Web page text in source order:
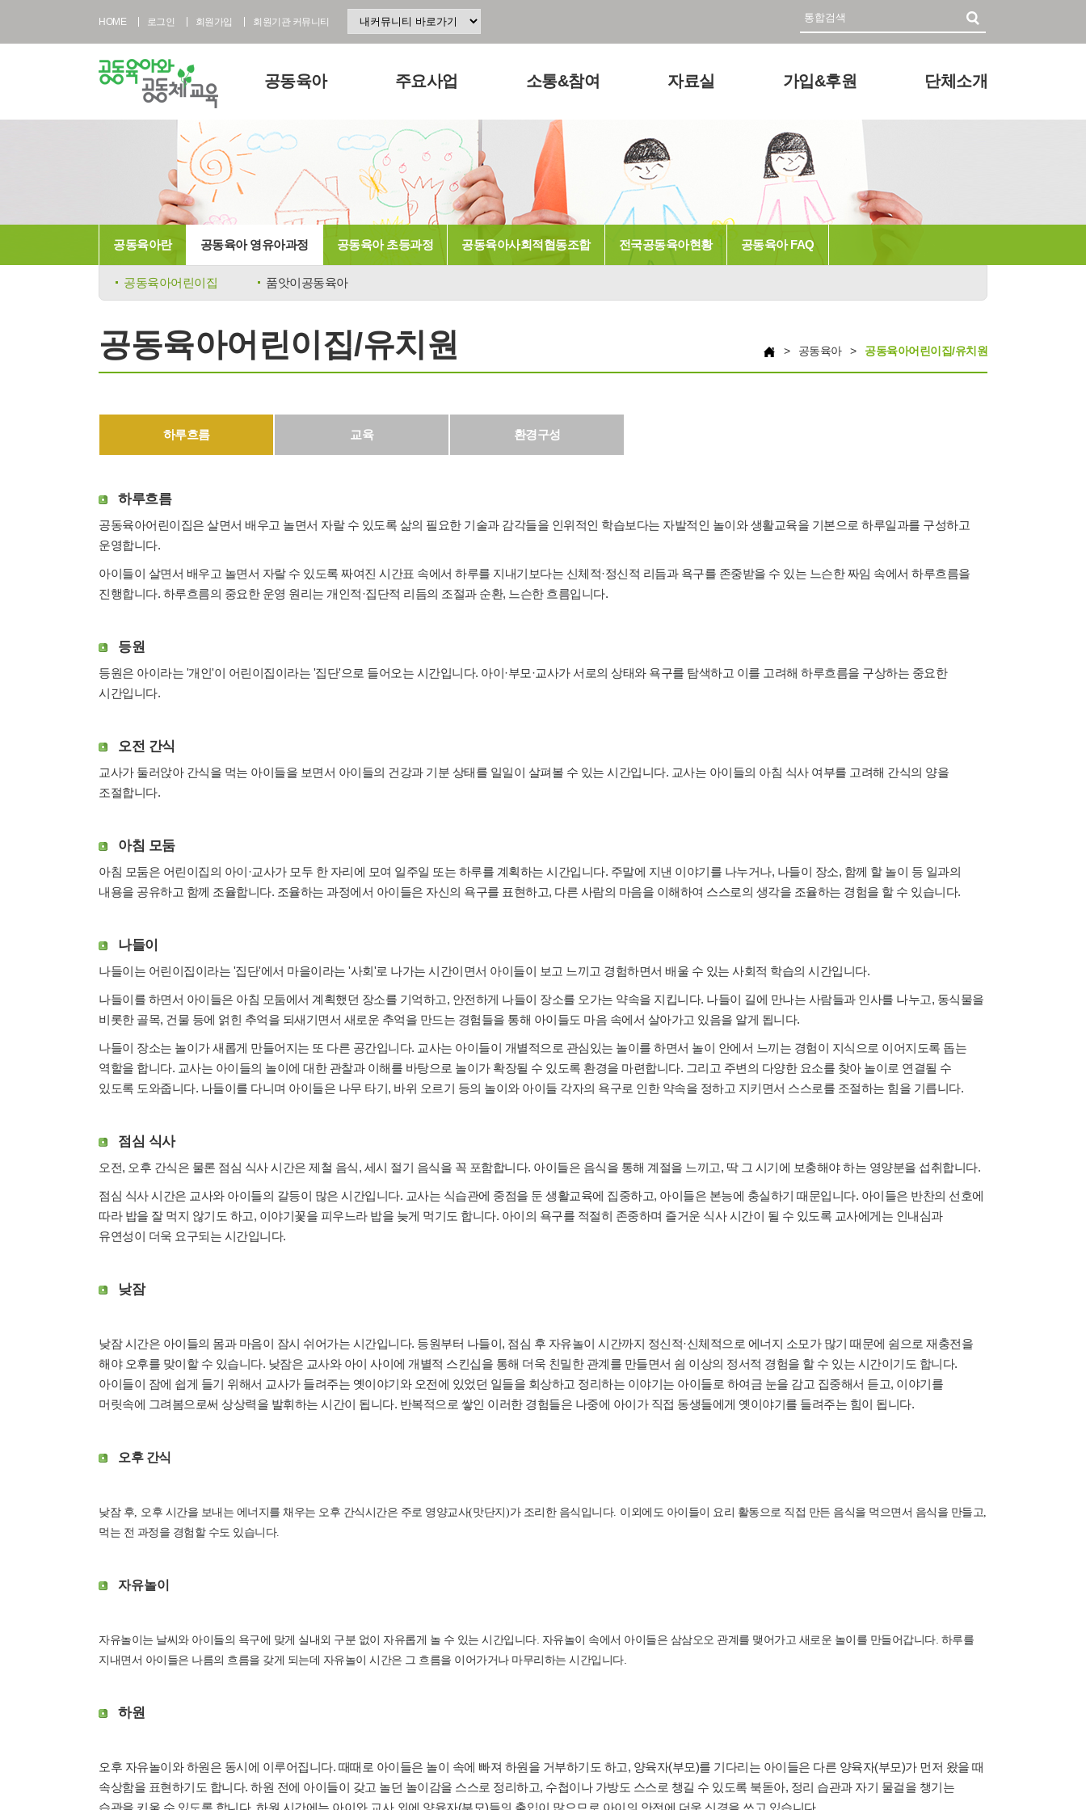
HOME 로그인 회원가입 회원기관 커뮤니티
공동육아
공동육아란
공동육아 영유아과정
공동육아 초등과정
공동육아사회적협동조합
전국공동육아현황
공동육아 FAQ
주요사업
공동육아인증
현장조직사업
교육사업
연구사업
홍보사업
소통&참여
공지사항
공동육아 ing
무엇이든
물어보세요
터전 소식
조합원 모집
자료실
참고도서
뉴스레터
동영상
발간도서
가입&후원
회원가입 및
후원안내
후원하기
단체소개
정관 & 재정
공동육아란 공동육아 영유아과정
공동육아어린이집 품앗이공동육아
공동육아 초등과정 공동육아사회적협동조합 전국공동육아현황 공동육아 FAQ
공동육아어린이집/유치원 > 공동육아 > 공동육아어린이집/유치원
하루흐름 교육 환경구성
하루흐름
공동육아어린이집은 살면서 배우고 놀면서 자랄 수 있도록 삶의 필요한 기술과 감각들을 인위적인 학습보다는 자발적인 놀이와 생활교육을 기본으로 하루일과를 구성하고
운영합니다.
아이들이 살면서 배우고 놀면서 자랄 수 있도록 짜여진 시간표 속에서 하루를 지내기보다는 신체적·정신적 리듬과 욕구를 존중받을 수 있는 느슨한 짜임 속에서 하루흐름을
진행합니다. 하루흐름의 중요한 운영 원리는 개인적·집단적 리듬의 조절과 순환, 느슨한 흐름입니다.
등원
등원은 아이라는 '개인'이 어린이집이라는 '집단'으로 들어오는 시간입니다. 아이·부모·교사가 서로의 상태와 욕구를 탐색하고 이를 고려해 하루흐름을 구상하는 중요한
시간입니다.
오전 간식
교사가 둘러앉아 간식을 먹는 아이들을 보면서 아이들의 건강과 기분 상태를 일일이 살펴볼 수 있는 시간입니다. 교사는 아이들의 아침 식사 여부를 고려해 간식의 양을
조절합니다.
아침 모둠
아침 모둠은 어린이집의 아이·교사가 모두 한 자리에 모여 일주일 또는 하루를 계획하는 시간입니다. 주말에 지낸 이야기를 나누거나, 나들이 장소, 함께 할 놀이 등 일과의
내용을 공유하고 함께 조율합니다. 조율하는 과정에서 아이들은 자신의 욕구를 표현하고, 다른 사람의 마음을 이해하여 스스로의 생각을 조율하는 경험을 할 수 있습니다.
나들이
나들이는 어린이집이라는 '집단'에서 마을이라는 '사회'로 나가는 시간이면서 아이들이 보고 느끼고 경험하면서 배울 수 있는 사회적 학습의 시간입니다.
나들이를 하면서 아이들은 아침 모둠에서 계획했던 장소를 기억하고, 안전하게 나들이 장소를 오가는 약속을 지킵니다. 나들이 길에 만나는 사람들과 인사를 나누고, 동식물을
비롯한 골목, 건물 등에 얽힌 추억을 되새기면서 새로운 추억을 만드는 경험들을 통해 아이들도 마음 속에서 살아가고 있음을 알게 됩니다.
나들이 장소는 놀이가 새롭게 만들어지는 또 다른 공간입니다. 교사는 아이들이 개별적으로 관심있는 놀이를 하면서 놀이 안에서 느끼는 경험이 지식으로 이어지도록 돕는
역할을 합니다. 교사는 아이들의 놀이에 대한 관찰과 이해를 바탕으로 놀이가 확장될 수 있도록 환경을 마련합니다. 그리고 주변의 다양한 요소를 찾아 놀이로 연결될 수
있도록 도와줍니다. 나들이를 다니며 아이들은 나무 타기, 바위 오르기 등의 놀이와 아이들 각자의 욕구로 인한 약속을 정하고 지키면서 스스로를 조절하는 힘을 기릅니다.
점심 식사
오전, 오후 간식은 물론 점심 식사 시간은 제철 음식, 세시 절기 음식을 꼭 포함합니다. 아이들은 음식을 통해 계절을 느끼고, 딱 그 시기에 보충해야 하는 영양분을 섭취합니다.
점심 식사 시간은 교사와 아이들의 갈등이 많은 시간입니다. 교사는 식습관에 중점을 둔 생활교육에 집중하고, 아이들은 본능에 충실하기 때문입니다. 아이들은 반찬의 선호에
따라 밥을 잘 먹지 않기도 하고, 이야기꽃을 피우느라 밥을 늦게 먹기도 합니다. 아이의 욕구를 적절히 존중하며 즐거운 식사 시간이 될 수 있도록 교사에게는 인내심과
유연성이 더욱 요구되는 시간입니다.
낮잠
낮잠 시간은 아이들의 몸과 마음이 잠시 쉬어가는 시간입니다. 등원부터 나들이, 점심 후 자유놀이 시간까지 정신적·신체적으로 에너지 소모가 많기 때문에 쉼으로 재충전을
해야 오후를 맞이할 수 있습니다. 낮잠은 교사와 아이 사이에 개별적 스킨십을 통해 더욱 친밀한 관계를 만들면서 쉼 이상의 정서적 경험을 할 수 있는 시간이기도 합니다.
아이들이 잠에 쉽게 들기 위해서 교사가 들려주는 옛이야기와 오전에 있었던 일들을 회상하고 정리하는 이야기는 아이들로 하여금 눈을 감고 집중해서 듣고, 이야기를
머릿속에 그려봄으로써 상상력을 발휘하는 시간이 됩니다. 반복적으로 쌓인 이러한 경험들은 나중에 아이가 직접 동생들에게 옛이야기를 들려주는 힘이 됩니다.
오후 간식
낮잠 후, 오후 시간을 보내는 에너지를 채우는 오후 간식시간은 주로 영양교사(맛단지 )가 조리한 음식입니다. 이외에도 아이들이 요리 활동으로 직접 만든 음식을 먹으면서 음식을 만들고,
먹는 전 과정을 경험할 수도 있습니다.
자유놀이
자유놀이는 날씨와 아이들의 욕구에 맞게 실내외 구분 없이 자유롭게 놀 수 있는 시간입니다. 자유놀이 속에서 아이들은 삼삼오오 관계를 맺어가고 새로운 놀이를 만들어갑니다. 하루를
지내면서 아이들은 나름의 흐름을 갖게 되는데 자유놀이 시간은 그 흐름을 이어가거나 마무리하는 시간입니다.
하원
오후 자유놀이와 하원은 동시에 이루어집니다. 때때로 아이들은 놀이 속에 빠져 하원을 거부하기도 하고, 양육자(부모)를 기다리는 아이들은 다른 양육자(부모)가 먼저 왔을 때
속상함을 표현하기도 합니다. 하원 전에 아이들이 갖고 놀던 놀이감을 스스로 정리하고, 수첩이나 가방도 스스로 챙길 수 있도록 북돋아, 정리 습관과 자기 물걸을 챙기는
습관을 키울 수 있도록 합니다. 하원 시간에는 아이와 교사 외에 양육자(부모)들의 출입이 많으므로 아이의 안전에 더욱 신경을 쓰고 있습니다.